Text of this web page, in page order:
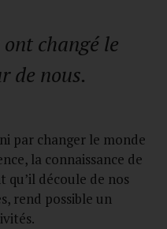
changé le
de nous.
par changer le monde
la connaissance de
qu’il découle de nos
rend possible un